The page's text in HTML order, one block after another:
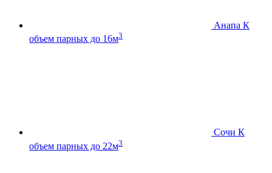
Анапа К
объем парных до 16м3
Сочи К
объем парных до 22м3